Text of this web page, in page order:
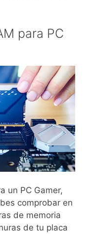
para PC
un PC Gamer,
comprobar en
de memoria
de tu placa